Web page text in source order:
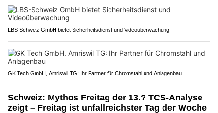
LBS-Schweiz GmbH bietet Sicherheitsdienst und Videoüberwachung
GK Tech GmbH, Amriswil TG: Ihr Partner für Chromstahl und Anlagenbau
Schweiz: Mythos Freitag der 13.? TCS-Analyse
zeigt – Freitag ist unfallreichster Tag der Woche